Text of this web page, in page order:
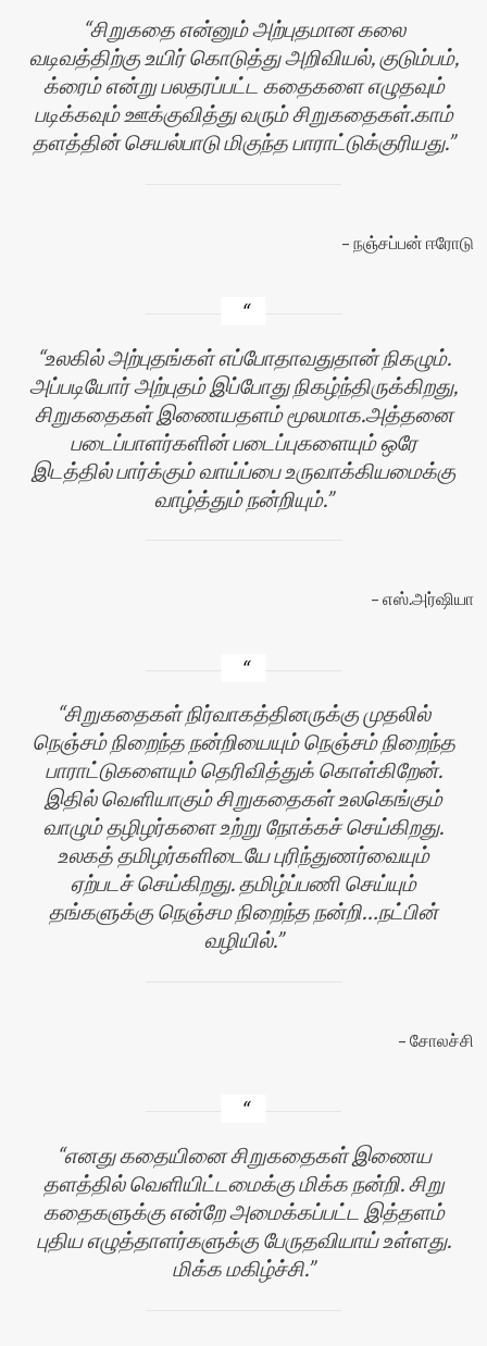
சிறுகதை என்னும் அற்புதமான கலை
வடிவத்திற்கு உயிர் கொடுத்து அறிவியல், குடும்பம்,
க்ரைம் என்று பலதரப்பட்ட கதைகளை எழுதவும்
படிக்கவும் ஊக்குவித்து வரும் சிறுகதைகள்.காம்
தளத்தின் செயல்பாடு மிகுந்த பாராட்டுக்குரியது.
நஞ்சப்பன் ஈரோடு
உலகில் அற்புதங்கள் எப்போதாவதுதான் நிகழும்.
அப்படியோர் அற்புதம் இப்போது நிகழ்ந்திருக்கிறது,
சிறுகதைகள் இணையதளம் மூலமாக.அத்தனை
படைப்பாளர்களின் படைப்புகளையும் ஒரே
இடத்தில் பார்க்கும் வாய்ப்பை உருவாக்கியமைக்கு
வாழ்த்தும் நன்றியும்.
எஸ்.அர்ஷியா
சிறுகதைகள் நிர்வாகத்தினருக்கு முதலில்
நெஞ்சம் நிறைந்த நன்றியையும் நெஞ்சம் நிறைந்த
பாராட்டுகளையும் தெரிவித்துக் கொள்கிறேன்.
இதில் வெளியாகும் சிறுகதைகள் உலகெங்கும்
வாழும் தழிழர்களை உற்று நோக்கச் செய்கிறது.
உலகத் தமிழர்களிடையே புரிந்துணர்வையும்
ஏற்படச் செய்கிறது. தமிழ்ப்பணி செய்யும்
தங்களுக்கு நெஞ்சம நிறைந்த நன்றி…நட்பின்
வழியில்.
சோலச்சி
எனது கதையினை சிறுகதைகள் இணைய
தளத்தில் வெளியிட்டமைக்கு மிக்க நன்றி. சிறு
கதைகளுக்கு என்றே அமைக்கப்பட்ட இத்தளம்
புதிய எழுத்தாளர்களுக்கு பேருதவியாய் உள்ளது.
மிக்க மகிழ்ச்சி.